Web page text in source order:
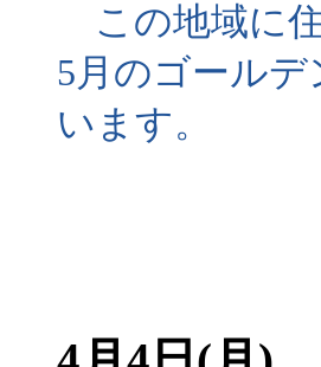
この地域に
5月のゴール
います。